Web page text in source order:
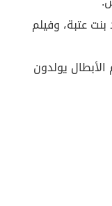
عتبة، وفيلم
الأبطال يولدون